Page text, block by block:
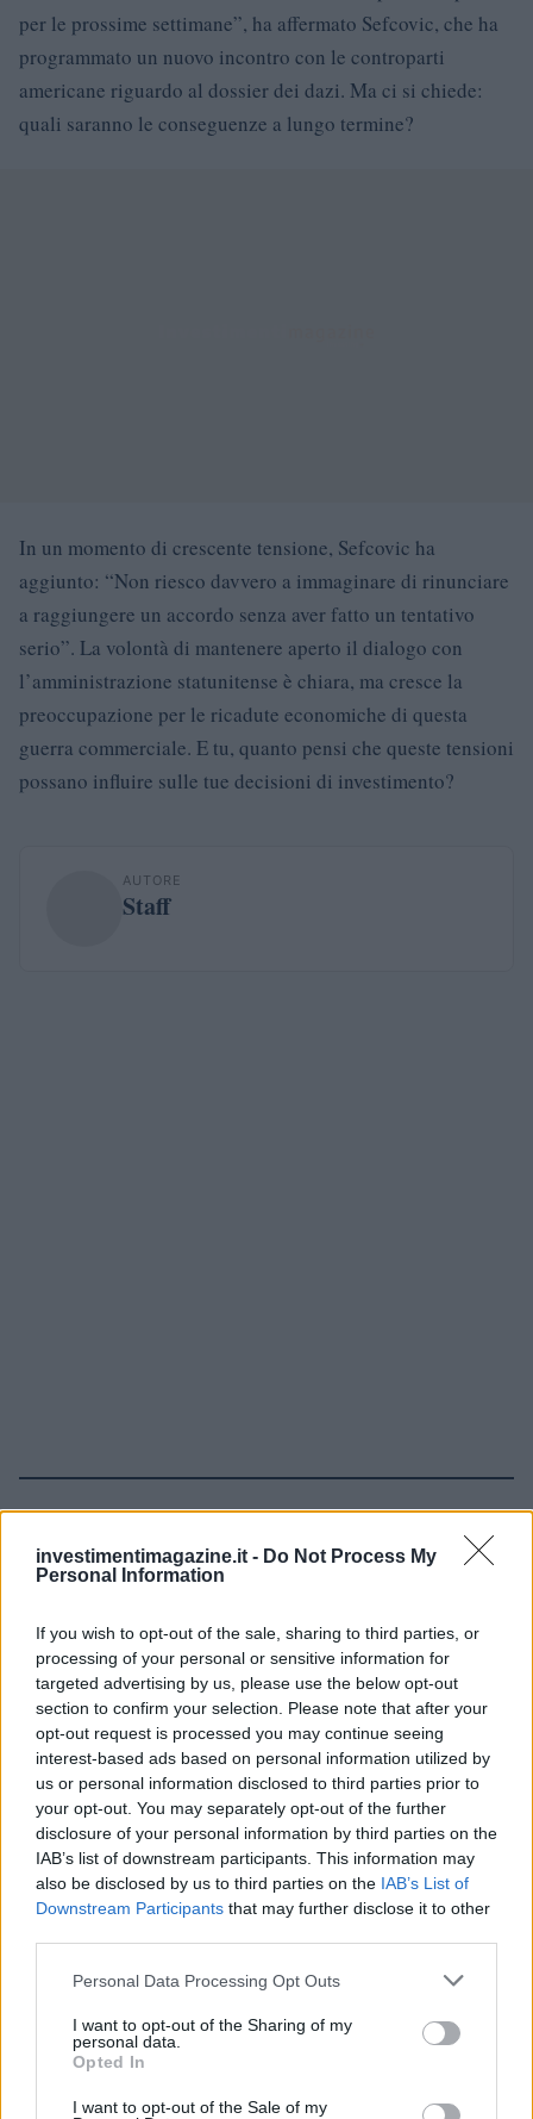
investimentimagazine.it - Do Not Process My
Personal Information
If you wish to opt-out of the sale, sharing to third parties, or
processing of your personal or sensitive information for
targeted advertising by us, please use the below opt-out
section to confirm your selection. Please note that after your
opt-out request is processed you may continue seeing
interest-based ads based on personal information utilized by
us or personal information disclosed to third parties prior to
your opt-out. You may separately opt-out of the further
disclosure of your personal information by third parties on the
IAB’s list of downstream participants. This information may
also be disclosed by us to third parties on the IAB’s List of
Downstream Participants that may further disclose it to other
Please note that this website/app uses one or more Google
not limited to your visit or usage behaviour. You may click to
grant or deny consent to Google and its third-party tags to
use your data for below specified purposes in below Google
consent section.
Personal Data Processing Opt Outs
I want to opt-out of the Sharing of my
personal data.
Opted In
I want to opt-out of the Sale of my
per le prossime settimane”, ha affermato Sefcovic, che ha
programmato un nuovo incontro con le controparti
americane riguardo al dossier dei dazi. Ma ci si chiede:
quali saranno le conseguenze a lungo termine?
In un momento di crescente tensione, Sefcovic ha
aggiunto: “Non riesco davvero a immaginare di rinunciare
a raggiungere un accordo senza aver fatto un tentativo
serio”. La volontà di mantenere aperto il dialogo con
l’amministrazione statunitense è chiara, ma cresce la
preoccupazione per le ricadute economiche di questa
guerra commerciale. E tu, quanto pensi che queste tensioni
possano influire sulle tue decisioni di investimento?
AUTORE
Staff
Continua a leggere
NEWS
Petrolio in calo, Brent a 88.9 USD dopo un ribasso del 8.3%
Andrea Innocenti · 7 Ago 2026